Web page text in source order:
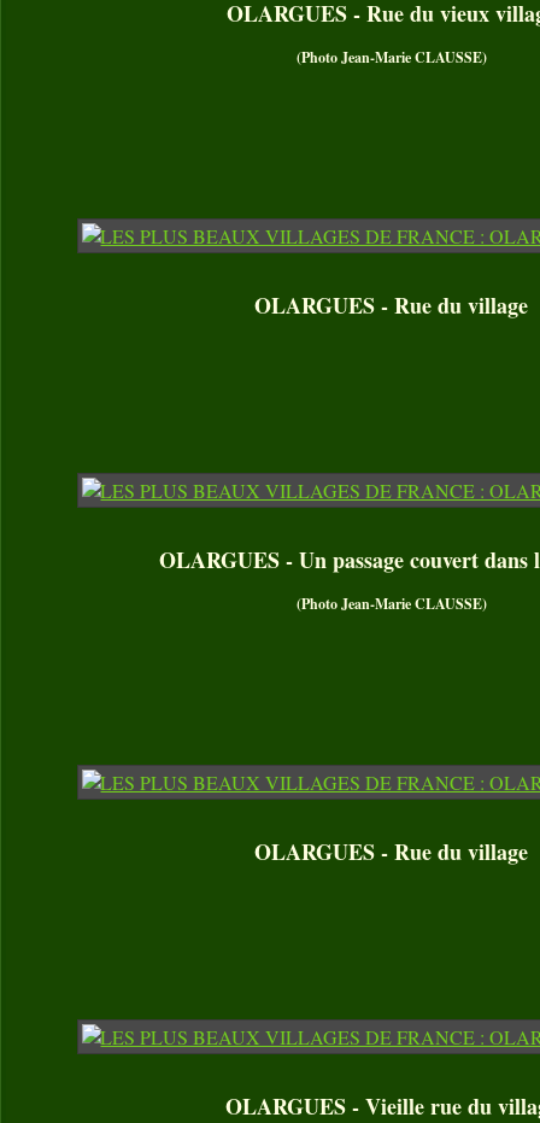
OLARGUES - Rue du vieux
(Photo Jean-Marie CLAUSSE)
OLARGUES - Rue du village
OLARGUES - Un passage couvert dans
(Photo Jean-Marie CLAUSSE)
OLARGUES - Rue du village
OLARGUES - Vieille rue du